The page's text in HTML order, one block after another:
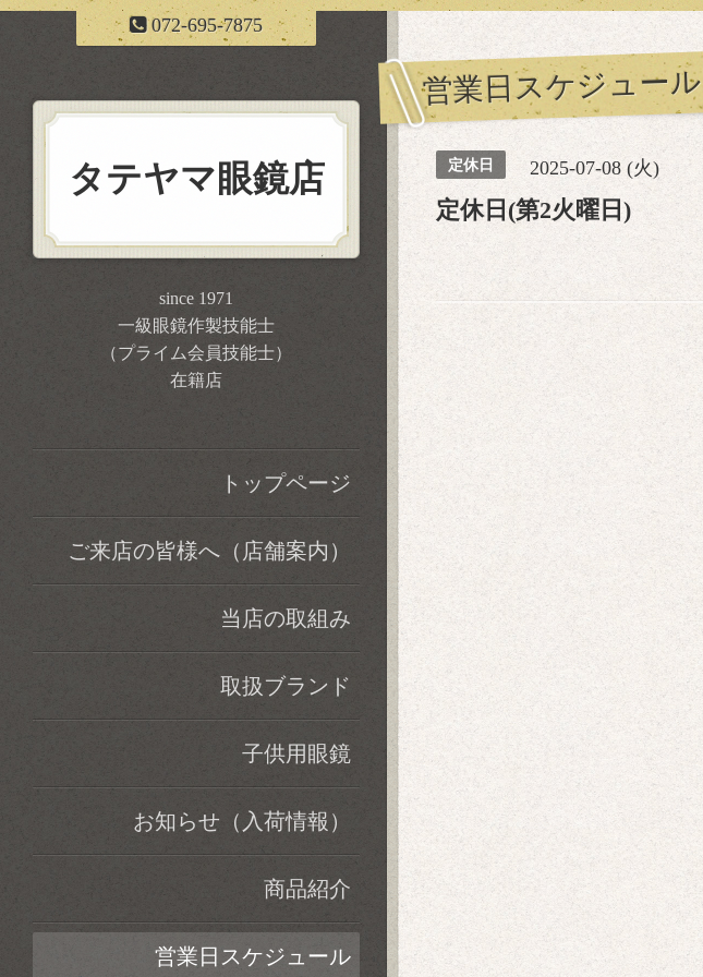
072-695-7875
営業日スケジュール
定休日 2025-07-08 (火)
定休日(第2火曜日)
タテヤマ眼鏡店
since 1971
一級眼鏡作製技能士
（プライム会員技能士）
在籍店
トップページ
ご来店の皆様へ（店舗案内）
当店の取組み
取扱ブランド
子供用眼鏡
お知らせ（入荷情報）
商品紹介
営業日スケジュール